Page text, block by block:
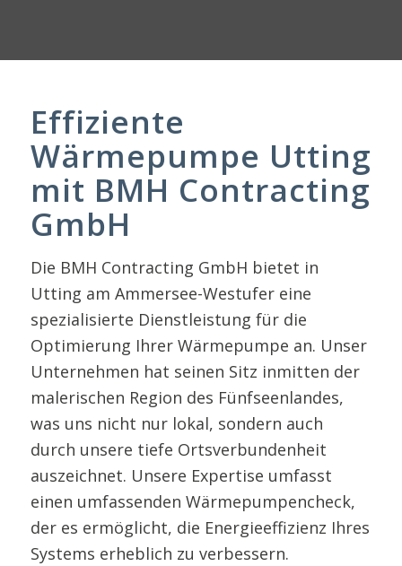
Effiziente
Wärmepumpe Utting
mit BMH Contracting
GmbH
Die BMH Contracting GmbH bietet in
Utting am Ammersee-Westufer eine
spezialisierte Dienstleistung für die
Optimierung Ihrer Wärmepumpe an. Unser
Unternehmen hat seinen Sitz inmitten der
malerischen Region des Fünfseenlandes,
was uns nicht nur lokal, sondern auch
durch unsere tiefe Ortsverbundenheit
auszeichnet. Unsere Expertise umfasst
einen umfassenden Wärmepumpencheck,
der es ermöglicht, die Energieeffizienz Ihres
Systems erheblich zu verbessern.